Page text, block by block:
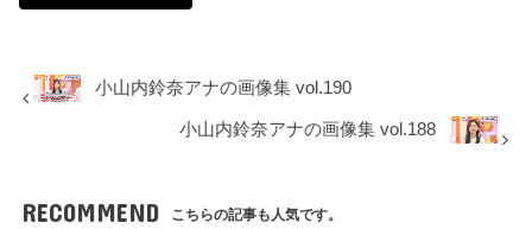
小山内鈴奈アナの画像集 vol.190
小山内鈴奈アナの画像集 vol.188
RECOMMEND こちらの記事も人気です。